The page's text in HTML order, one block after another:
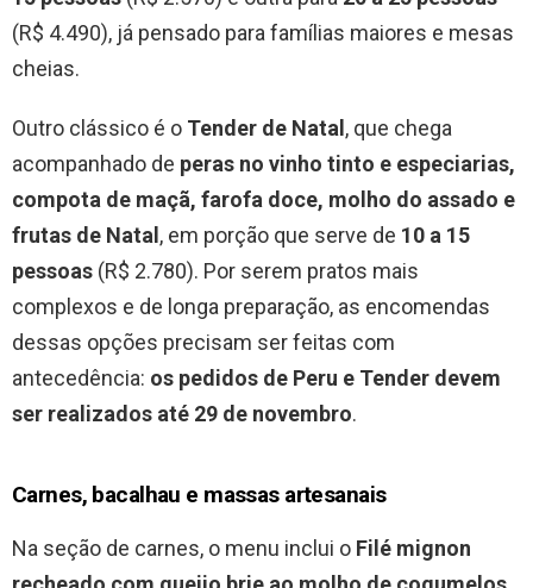
(R$ 4.490), já pensado para famílias maiores e mesas
cheias.
Outro clássico é o Tender de Natal , que chega
acompanhado de peras no vinho tinto e especiarias,
compota de maçã, farofa doce, molho do assado e
frutas de Natal , em porção que serve de 10 a 15
pessoas (R$ 2.780). Por serem pratos mais
complexos e de longa preparação, as encomendas
dessas opções precisam ser feitas com
antecedência: os pedidos de Peru e Tender devem
ser realizados até 29 de novembro.
Carnes, bacalhau e massas artesanais
Na seção de carnes, o menu inclui o Filé mignon